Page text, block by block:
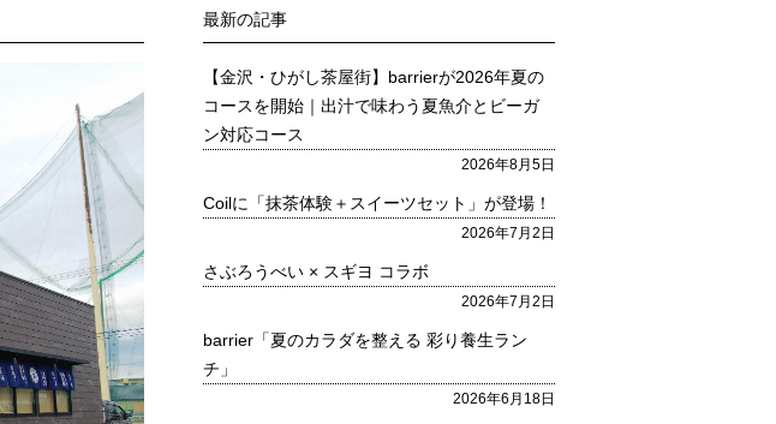
最新の記事
【金沢・ひがし茶屋街】barrierが2026年夏の
コースを開始｜出汁で味わう夏魚介とビーガ
ン対応コース
2026年8月5日
Coilに「抹茶体験＋スイーツセット」が登場！
2026年7月2日
さぶろうべい × スギヨ コラボ
2026年7月2日
barrier「夏のカラダを整える 彩り養生ラン
チ」
2026年6月18日